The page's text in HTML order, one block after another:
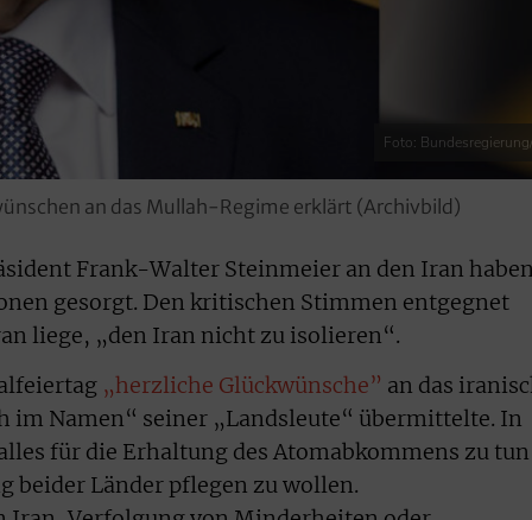
Foto:
an das Mullah-Regime erklärt (Archivbild)
Frank-Walter Steinmeier an den Iran
gesorgt. Den kritischen Stimmen entgegnet
liege, „den Iran nicht zu isolieren“.
„herzliche Glückwünsche” an das
im Namen“ seiner „Landsleute“ übermittelte. In
für die Erhaltung des Atomabkommens zu tun
beider Länder pflegen zu wollen.